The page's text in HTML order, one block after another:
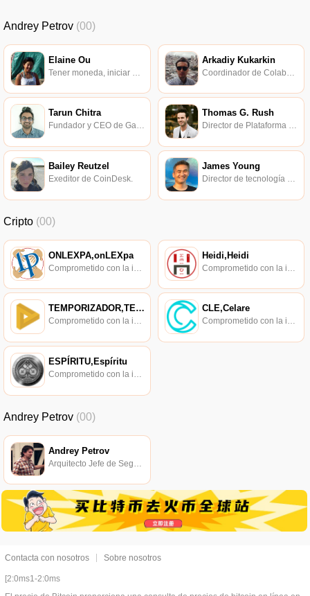
Andrey Petrov (00)
Elaine Ou Arkadiy Kukarkin
Tarun Chitra
Fundador y CEO de Gauntlet Networks.
Thomas G. Rush
Director de Plataforma en ConsenSys Labs.
Bailey Reutzel
Exeditor de CoinDesk.
James Young
Director de tecnología abreviado.
Cripto (00)
ONLEXPA,onLEXpa Heidi,Heidi
TEMPORIZADOR,TEMPORIZADOR
Comprometido con la investigación de políticas en los campos de las nuevas finanzas, las finanzas internacionales y los mercados financieros.
CLE,Celare
Comprometido con la investigación de políticas en los campos de las nuevas finanzas, las finanzas internacionales y los mercados financieros.
ESPÍRITU,Espíritu
Comprometido con la investigación de políticas en los campos de las nuevas finanzas, las finanzas internacionales y los mercados financieros.
Andrey Petrov (00)
Andrey Petrov
Contacta con nosotros Sobre nosotros
[2:0ms1-2:0ms